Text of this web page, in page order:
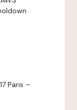
Paris –